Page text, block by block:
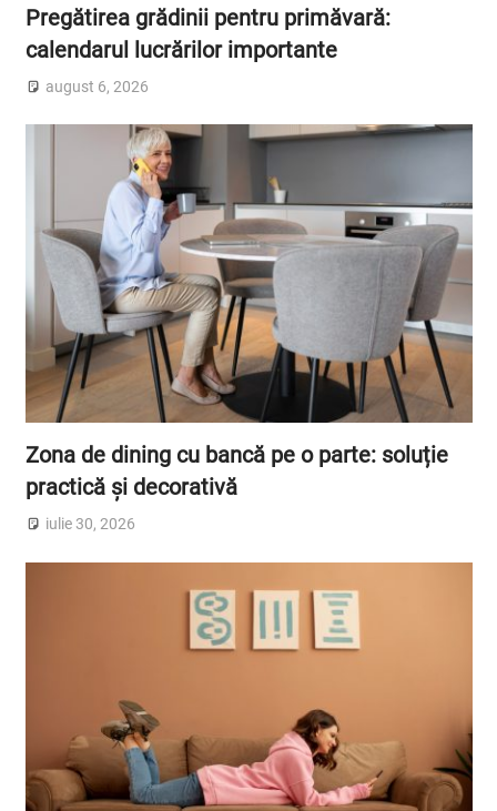
Pregătirea grădinii pentru primăvară:
calendarul lucrărilor importante
august 6, 2026
Zona de dining cu bancă pe o parte: soluție
practică și decorativă
iulie 30, 2026